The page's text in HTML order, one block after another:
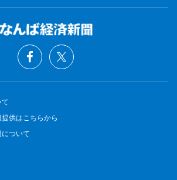
供はこちらから
ついて